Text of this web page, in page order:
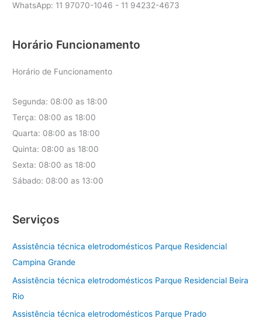
WhatsApp: 11 97070-1046 - 11 94232-4673
Horário Funcionamento
Horário de Funcionamento
Segunda: 08:00 as 18:00
Terça: 08:00 as 18:00
Quarta: 08:00 as 18:00
Quinta: 08:00 as 18:00
Sexta: 08:00 as 18:00
Sábado: 08:00 as 13:00
Serviços
Assistência técnica eletrodomésticos Parque Residencial
Campina Grande
Assistência técnica eletrodomésticos Parque Residencial Beira
Rio
Assistência técnica eletrodomésticos Parque Prado